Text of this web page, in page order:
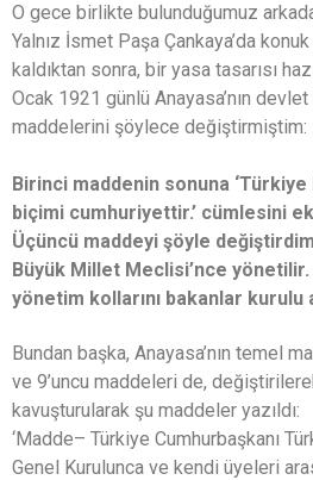
O gece birlikte bulunduğumuz
Yalnız İsmet Paşa Çankaya’da
kaldıktan sonra, bir yasa tasarısı
Ocak 1921 günlü Anayasa’nın
maddelerini şöylece değiştirmiştim:
Birinci maddenin sonuna
biçimi cumhuriyettir.’ cümlesini
Üçüncü maddeyi şöyle
Büyük Millet Meclisi’nce
yönetim kollarını bakanlar kurulu
Bundan başka, Anayasa’nın temel
ve 9’uncu maddeleri de,
kavuşturularak şu maddeler yazıldı:
‘Madde– Türkiye Cumhurbaşkanı
Genel Kurulunca ve kendi üyeleri